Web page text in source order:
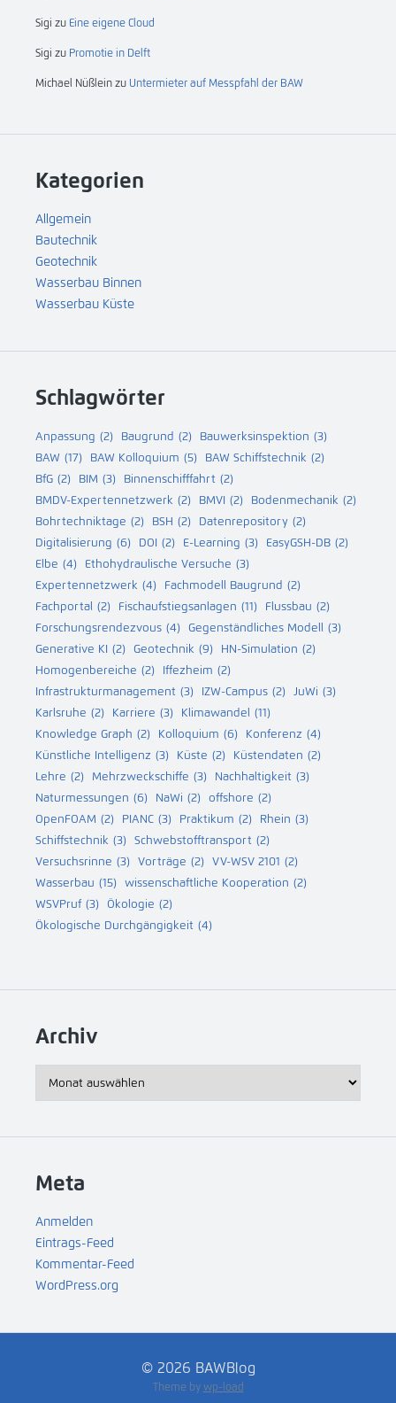
Sigi zu Eine eigene Cloud
Sigi zu Promotie in Delft
Michael Nüßlein zu Untermieter auf Messpfahl der BAW
Kategorien
Allgemein
Bautechnik
Geotechnik
Wasserbau Binnen
Wasserbau Küste
Schlagwörter
Anpassung (2) Baugrund (2) Bauwerksinspektion (3)
BAW (17) BAW Kolloquium (5) BAW Schiffstechnik (2)
BfG (2) BIM (3) Binnenschifffahrt (2)
BMDV-Expertennetzwerk (2) BMVI (2) Bodenmechanik (2)
Bohrtechniktage (2) BSH (2) Datenrepository (2)
Digitalisierung (6) DOI (2) E-Learning (3) EasyGSH-DB (2)
Elbe (4) Ethohydraulische Versuche (3)
Expertennetzwerk (4) Fachmodell Baugrund (2)
Fachportal (2) Fischaufstiegsanlagen (11) Flussbau (2)
Forschungsrendezvous (4) Gegenständliches Modell (3)
Generative KI (2) Geotechnik (9) HN-Simulation (2)
Homogenbereiche (2) Iffezheim (2)
Infrastrukturmanagement (3) IZW-Campus (2) JuWi (3)
Karlsruhe (2) Karriere (3) Klimawandel (11)
Knowledge Graph (2) Kolloquium (6) Konferenz (4)
Künstliche Intelligenz (3) Küste (2) Küstendaten (2)
Lehre (2) Mehrzweckschiffe (3) Nachhaltigkeit (3)
Naturmessungen (6) NaWi (2) offshore (2)
OpenFOAM (2) PIANC (3) Praktikum (2) Rhein (3)
Schiffstechnik (3) Schwebstofftransport (2)
Versuchsrinne (3) Vorträge (2) VV-WSV 2101 (2)
Wasserbau (15) wissenschaftliche Kooperation (2)
WSVPruf (3) Ökologie (2)
Ökologische Durchgängigkeit (4)
Archiv
Meta
Anmelden
Eintrags-Feed
Kommentar-Feed
WordPress.org
© 2026 BAWBlog
Theme by wp-load